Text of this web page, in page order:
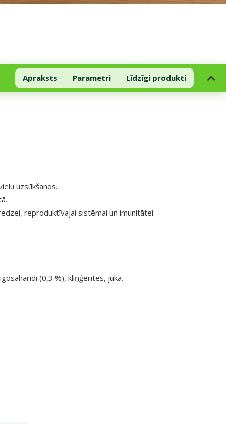
Apraksts Parametri Līdzīgi produkti
uzsūkšanos.
reproduktīvajai sistēmai un imunitātei.
(0,3 %), kliņģerītes, juka.